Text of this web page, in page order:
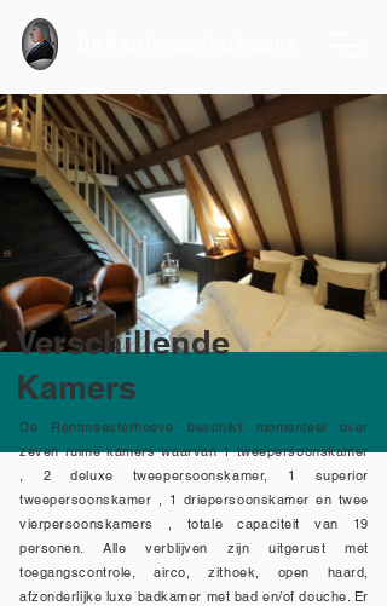
Verschillende
Kamers
De Rentmeesterhoeve beschikt momenteel over
zeven ruime kamers waarvan 1 tweepersoonskamer
, 2 deluxe tweepersoonskamer, 1 superior
tweepersoonskamer , 1 driepersoonskamer en twee
vierpersoonskamers , totale capaciteit van 19
personen. Alle verblijven zijn uitgerust met
toegangscontrole, airco, zithoek, open haard,
afzonderlijke luxe badkamer met bad en/of douche. Er